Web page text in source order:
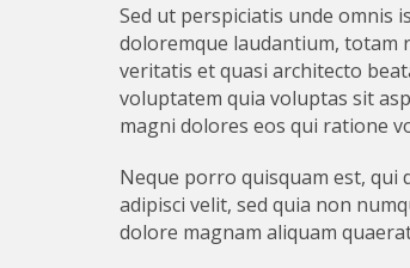
Sed ut perspiciatis unde omnis
doloremque laudantium, totam
veritatis et quasi architecto
voluptatem quia voluptas sit
magni dolores eos qui ratione
Neque porro quisquam est, qui
adipisci velit, sed quia non
dolore magnam aliquam